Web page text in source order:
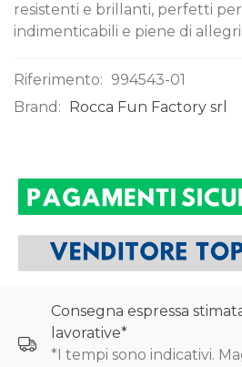
resistenti e brillanti, perfetti
indimenticabili e piene di
Riferimento: 994543-01
Brand:
Rocca Fun Factory srl
Consegna espressa
lavorative*
*I tempi sono indicativi.